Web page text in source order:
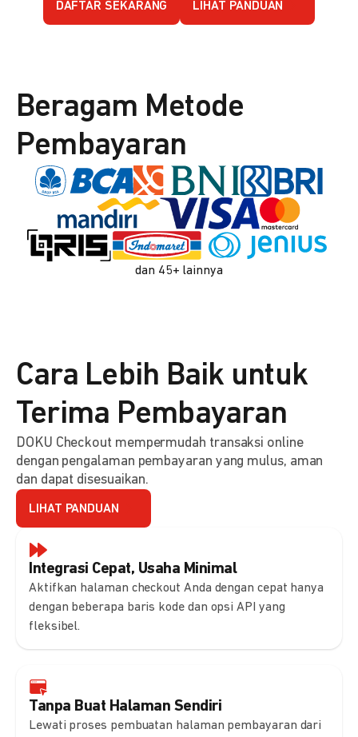
DAFTAR SEKARANG LIHAT PANDUAN
Beragam Metode
Pembayaran
dan 45+ lainnya
Integrasi Cepat, Usaha Minimal
Aktifkan halaman checkout Anda dengan cepat hanya
dengan beberapa baris kode dan opsi API yang
fleksibel.
Tanpa Buat Halaman Sendiri
Lewati proses pembuatan halaman pembayaran dari
Cara Lebih Baik untuk
Terima Pembayaran
DOKU Checkout mempermudah transaksi online
dengan pengalaman pembayaran yang mulus, aman
dan dapat disesuaikan.
LIHAT PANDUAN